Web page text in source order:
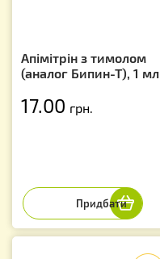
Апімітрін з тимолом
(аналог Бипин-Т), 1 мл
17.00 грн.